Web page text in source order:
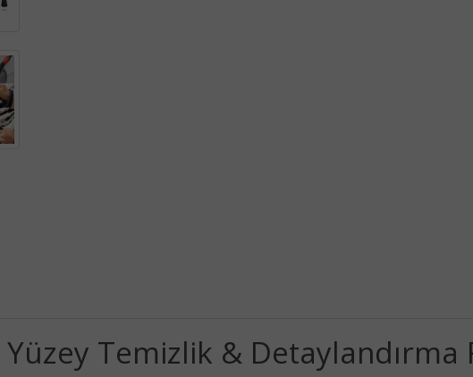
Yüzey Temizlik & Detaylandırma